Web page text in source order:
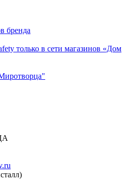
бренда
только в сети магазинов «Дом